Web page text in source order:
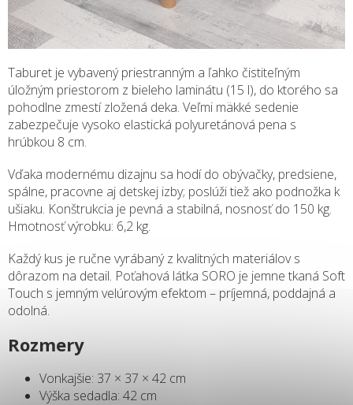
Taburet je vybavený priestranným a ľahko čistiteľným
úložným priestorom z bieleho laminátu (15 l), do ktorého sa
pohodlne zmestí zložená deka. Veľmi mäkké sedenie
zabezpečuje vysoko elastická polyuretánová pena s
hrúbkou 8 cm.
Vďaka modernému dizajnu sa hodí do obývačky, predsiene,
spálne, pracovne aj detskej izby; poslúži tiež ako podnožka k
ušiaku. Konštrukcia je pevná a stabilná, nosnosť do 150 kg.
Hmotnosť výrobku: 6,2 kg.
Každý kus je ručne vyrábaný z kvalitných materiálov s
dôrazom na detail. Poťahová látka SORO je jemne tkaná Soft
Touch s jemným velúrovým efektom – príjemná, poddajná a
odolná.
Rozmery
Vonkajšie: 37 × 37 × 42 cm
Výška sedadla: 42 cm